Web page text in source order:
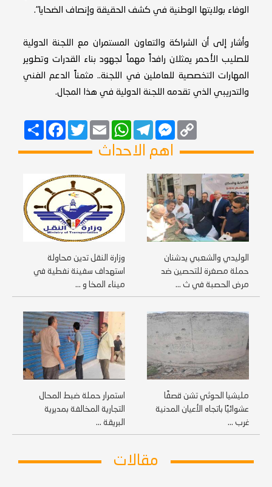
الوفاء بولايتها الوطنية في كشف الحقيقة وإنصاف الضحايا".
وأشار إلى أن الشراكة والتعاون المستمران مع اللجنة الدولية
للصليب الأحمر يمثلان رافداً مهماً لجهود بناء القدرات وتطوير
المهارات التخصصية للعاملين في اللجنة.. مثمناً الدعم الفني
والتدريبي الذي تقدمه اللجنة الدولية في هذا المجال.
انشر
FacebookTwitterEmail
WhatsAppTelegram
MessengerCopy
Link
اهم الاحداث
الوليدي والشعبي يدشنان
حملة مصغرة للتحصين ضد
مرض الحصبة في ث ...
وزارة النقل تدين محاولة
استهداف سفينة نفطية في
ميناء المخا و ...
مليشيا الحوثي تشن قصفًا
عشوائيًا باتجاه الأعيان المدنية
غرب ...
استمرار حملة ضبط المحال
التجارية المخالفة بمديرية
البريقة ...
مقالات